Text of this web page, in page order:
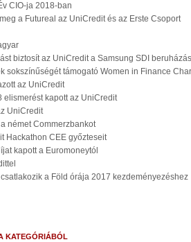
CIO-ja 2018-ban
a Futureal az UniCredit és az Erste Csoport
biztosít az UniCredit a Samsung SDI
sokszínűségét támogató Women in Finance
az UniCredit
elismerést kapott az UniCredit
UniCredit
német Commerzbankot
Hackathon CEE győzteseit
kapott a Euromoneytól
a Föld órája 2017 kezdeményezéshez
KATEGÓRIÁBÓL